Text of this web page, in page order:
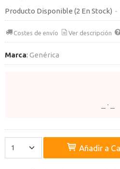
Producto Disponible (2 En Stock) -
Costes de envío Ver descripción
Marca: Genérica
Añadir a